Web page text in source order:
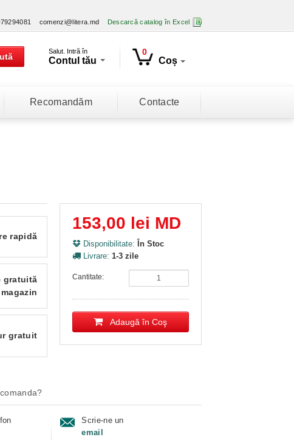
comenzi@litera.md Descarcă catalog în Excel
Salut. Intră în
Contul tău
0
Coș
Recomandăm Contacte
rapidă
gratuită
gratuit
153,00 lei MD
Disponibilitate: În Stoc
Livrare: 1-3 zile
Cantitate:
Adaugă în Coş
Scrie-ne un
email